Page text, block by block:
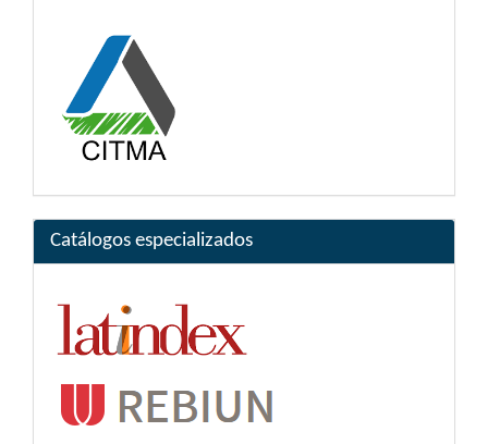
Catálogos especializados